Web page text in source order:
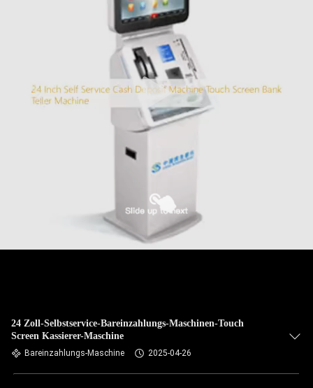
24 Zoll-Selbstservice-Bareinzahlungs-Maschinen-Touch
Screen Kassierer-Maschine
Bareinzahlungs-Maschine 2025-04-26